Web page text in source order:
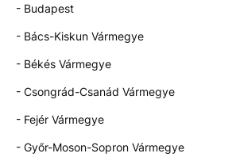
- Budapest
- Bács-Kiskun Vármegye
- Békés Vármegye
- Csongrád-Csanád Vármegye
- Fejér Vármegye
- Győr-Moson-Sopron Vármegye